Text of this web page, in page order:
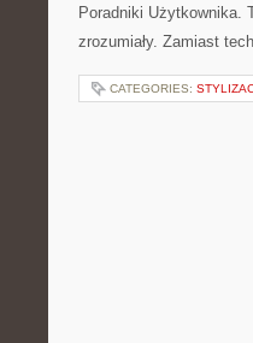
Poradniki Użytkownika.
zrozumiały. Zamiast
CATEGORIES: